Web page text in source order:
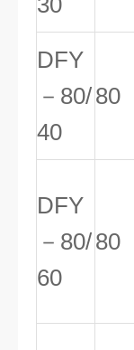
DFY
－80/
40
80
DFY
－80/
60
80